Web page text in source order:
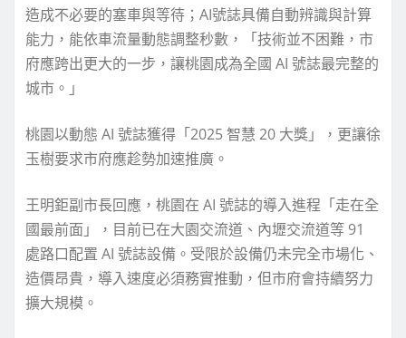
造成不必要的塞車與等待；AI號誌具備自動辨識與計算
能力，能依車流量動態調整秒數，「技術並不困難，市
府應跨出更大的一步，讓桃園成為全國 AI 號誌最完整的
城市。」
桃園以動態 AI 號誌獲得「2025 智慧 20 大獎」，更讓徐
玉樹要求市府應趁勢加速推廣。
王明鉅副市長回應，桃園在 AI 號誌的導入進程「走在全
國最前面」，目前已在大園交流道、內壢交流道等 91
處路口配置 AI 號誌設備。受限於設備仍未完全市場化、
造價昂貴，導入速度必須務實推動，但市府會持續努力
擴大規模。